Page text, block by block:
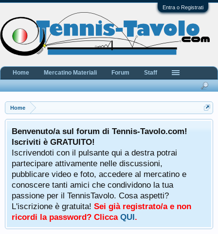
Entra o Registrati
Home
Benvenuto/a sul forum di Tennis-Tavolo.com!
Iscriviti è GRATUITO!
Iscrivendoti con il pulsante qui a destra potrai
partecipare attivamente nelle discussioni,
pubblicare video e foto, accedere al mercatino e
conoscere tanti amici che condividono la tua
passione per il TennisTavolo. Cosa aspetti?
L'iscrizione è gratuita! Sei già registrato/a e non
ricordi la password? Clicca QUI.
Home Mercatino Materiali Forum Staff